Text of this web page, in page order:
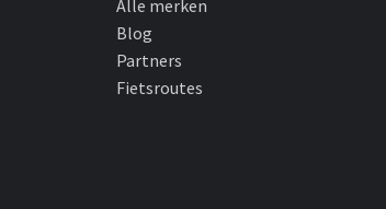
Alle merken
Blog
Partners
Fietsroutes